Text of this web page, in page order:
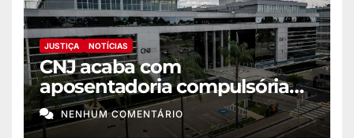
JUSTIÇA NOTÍCIAS
CNJ acaba com
aposentadoria compulsória
como punição máxima para
juiz
NENHUM COMENTÁRIO